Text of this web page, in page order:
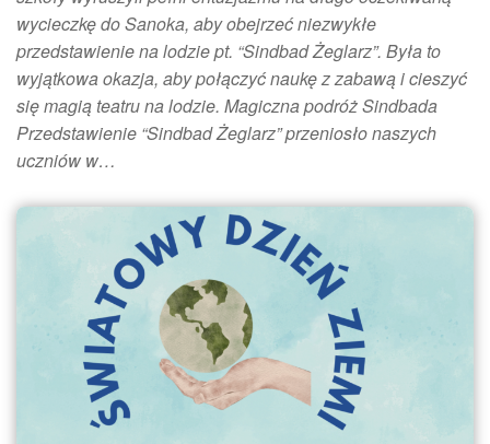
wycieczkę do Sanoka, aby obejrzeć niezwykłe
przedstawienie na lodzie pt. “Sindbad Żeglarz”. Była to
wyjątkowa okazja, aby połączyć naukę z zabawą i cieszyć
się magią teatru na lodzie. Magiczna podróż Sindbada
Przedstawienie “Sindbad Żeglarz” przeniosło naszych
uczniów w…